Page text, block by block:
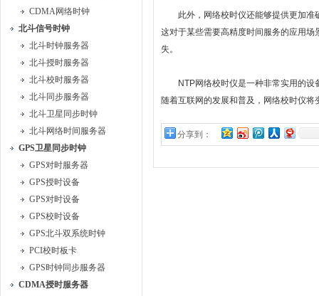
CDMA网络时钟
北斗信号时钟
北斗时钟服务器
北斗授时服务器
北斗校时服务器
北斗同步服务器
北斗卫星同步时钟
北斗网络时间服务器
GPS卫星同步时钟
GPS对时服务器
GPS授时设备
GPS对时设备
GPS校时设备
GPS北斗双系统时钟
PCI校时板卡
GPS时钟同步服务器
CDMA授时服务器
此外，网络校时仪还能够提供更加准
这对于某些需要高精度时间服务的应用
失。
NTP网络校时仪是一种非常实用的设
随着互联网的发展和普及，网络校时仪
分享到：